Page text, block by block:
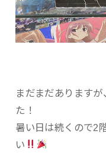
まだまだあります
た！
暑い日は続くので2
い